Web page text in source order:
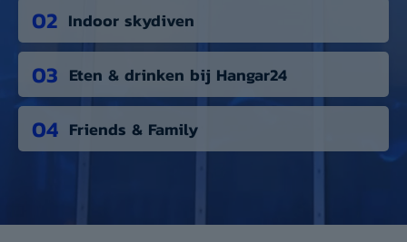
02 Indoor skydiven
03 Eten & drinken bij Hangar24
04 Friends & Family